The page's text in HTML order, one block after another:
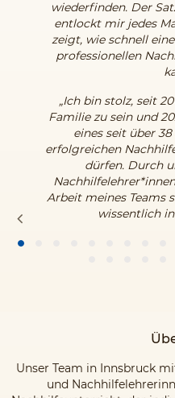
Schließzeiten
Die Schülerhilfe hat das
gesetzlichen Feiertagen
mit Ferien und Feiertagen
an. Darüber hinaus
Schulferienden
Ferienregelung.Die
Tageseinheiten, sondern
abgehalten. Bitte
über diese Ferienregelung.
wiederfinden. Der
entlockt mir jedes
zeigt, wie schnell
professionellen
„Ich bin stolz, seit
Familie zu sein und
eines seit über
erfolgreichen
dürfen. Durch
Arbeit meines Teams
wissentlich
Unser Team in Innsbruck
und